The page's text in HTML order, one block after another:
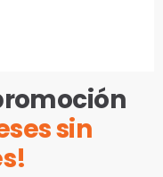
sin